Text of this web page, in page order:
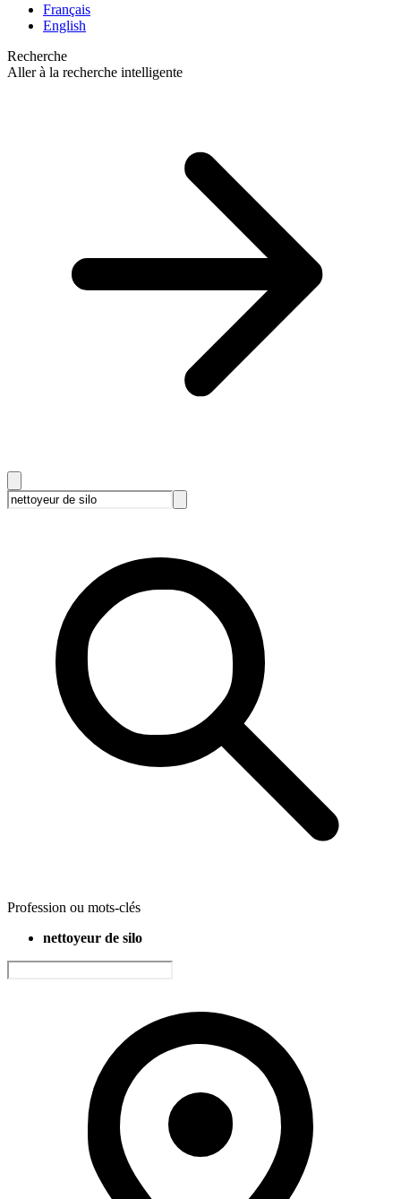
Français
English
Recherche
Aller à la recherche intelligente
Profession ou mots-clés
nettoyeur de silo